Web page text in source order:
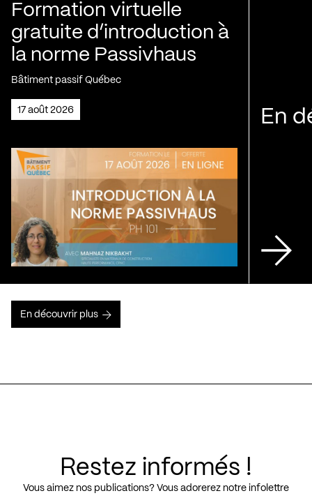
Formation virtuelle
gratuite d’introduction à
la norme Passivhaus
Bâtiment passif Québec
17 août 2026 En
En découvrir plus
Restez informés !
Vous aimez nos publications? Vous adorerez notre infolettre